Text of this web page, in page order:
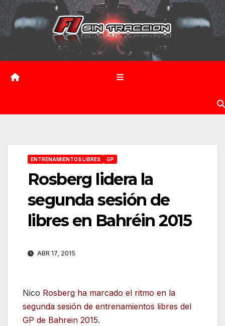
Saltar
contenido
ENTRENAMIENTOS LIBRES GP
Rosberg lidera la
segunda sesión de
libres en Bahréin 2015
ABR 17, 2015
Nico Rosberg ha marcado el ritmo en la
segunda sesión de entrenamientos libres del
GP de Bahrein 2015.